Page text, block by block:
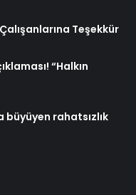
Teşekkür
“Halkın
büyüyen rahatsızlık